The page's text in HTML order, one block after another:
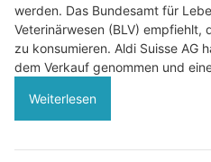
werden. Das Bundesamt für
Veterinärwesen (BLV)
zu konsumieren. Aldi Suisse AG
dem Verkauf genommen und
Weiterlesen